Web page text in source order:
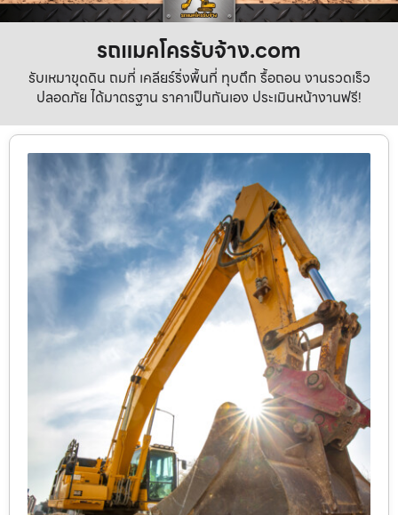
รถแมคโครรับจ้าง.com
รับเหมาขุดดิน ถมที่ เคลียร์ริ่งพื้นที่ ทุบตึก รื้อถอน งานรวดเร็ว
ปลอดภัย ได้มาตรฐาน ราคาเป็นกันเอง ประเมินหน้างานฟรี!